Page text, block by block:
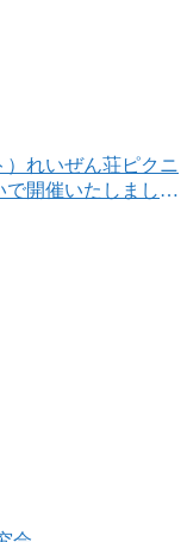
）れいぜん荘ピクニ
で開催いたしまし